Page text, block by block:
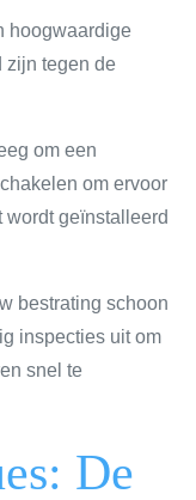
hoogwaardige
zijn tegen de
om een
om ervoor
wordt geïnstalleerd
bestrating schoon
inspecties uit om
snel te
De